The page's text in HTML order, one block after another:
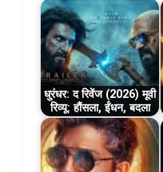
धुरंधर: द रिवेंज (2026) मूवी
रिव्यू: हौंसला, ईंधन, बदला